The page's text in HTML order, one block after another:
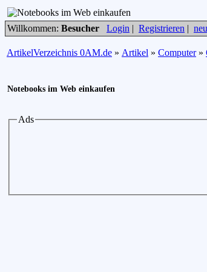
Willkommen: Besucher Login | Registrieren |
ArtikelVerzeichnis 0AM.de » Artikel » Computer»
Notebooks im Web einkaufen
Ads